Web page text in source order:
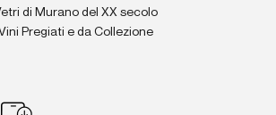
di Murano del XX secolo
Pregiati e da Collezione